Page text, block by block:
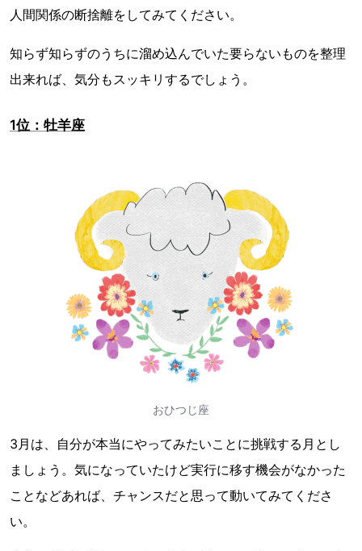
人間関係の断捨離をしてみてください。
知らず知らずのうちに溜め込んでいた要らないものを整理
出来れば、気分もスッキリするでしょう。
1位：牡羊座
おひつじ座
3月は、自分が本当にやってみたいことに挑戦する月とし
ましょう。気になっていたけど実行に移す機会がなかった
ことなどあれば、チャンスだと思って動いてみてくださ
い。